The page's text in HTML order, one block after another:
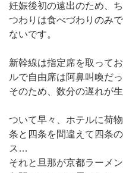
妊娠後初の遠出のため、ち
つわりは食べづわりのみ
ないです。
新幹線は指定席を取って
ルで自由席は阿鼻叫喚だっ
そのため、数分の遅れが生
ついて早々、ホテルに荷
条と四条を間違えて四条
ス…
それと旦那が京都ラーメ